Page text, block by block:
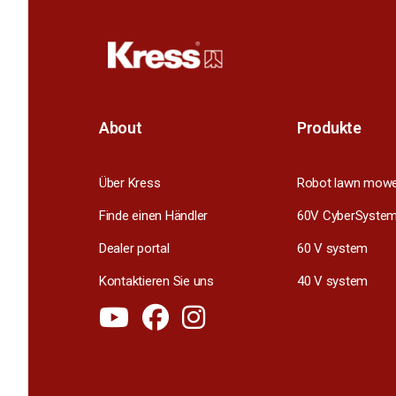
About
Über Kress
Finde einen Händler
Dealer portal
Kontaktieren Sie uns
Produkte
Robot lawn
60V CyberSystem
60 V system
40 V system